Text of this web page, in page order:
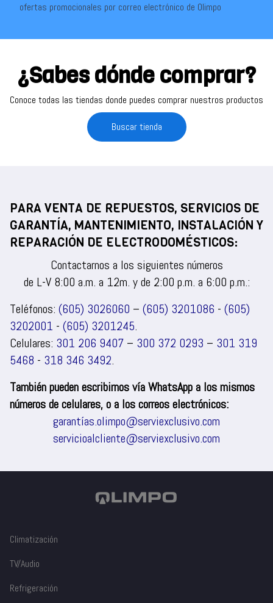
ofertas promocionales por correo electrónico de Olimpo
¿Sabes dónde comprar?
Conoce todas las tiendas donde puedes comprar nuestros productos
Buscar tienda
PARA VENTA DE REPUESTOS, SERVICIOS DE
GARANTÍA, MANTENIMIENTO, INSTALACIÓN Y
REPARACIÓN DE ELECTRODOMÉSTICOS:
Contactarnos a los siguientes números
de L-V 8:00 a.m. a 12m. y de 2:00 p.m. a 6:00 p.m.:
Teléfonos: (605) 3026060 – (605) 3201086 - (605)
3202001 - (605) 3201245.
Celulares: 301 206 9407 – 300 372 0293 – 301 319
5468 - 318 346 3492.
También pueden escribirnos vía WhatsApp a los mismos
números de celulares, o a los correos electrónicos:
garantías.olimpo@serviexclusivo.com
servicioalcliente@serviexclusivo.com
Climatización
TV/Audio
Refrigeración